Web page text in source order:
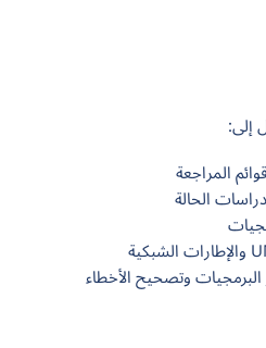
إلى:
المراجعة
الحالة
وتصحيح الأخطاء